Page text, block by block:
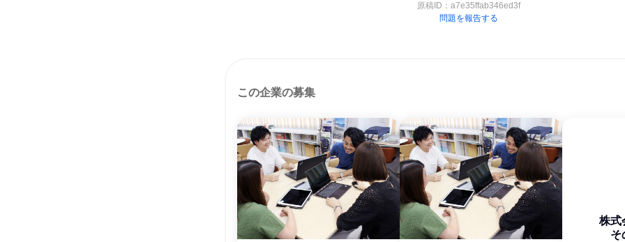
原稿ID： a7e35ffab346ed3f
問題を報告する
この企業の募集
株式
そ